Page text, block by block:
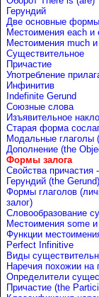
Герундий
Две основные формы
Местоимения each и
Местоимения much
Существительное
Причастие
Употребление
Инфинитив
Indefinite Gerund
Союзные слова
Изъявительное
Старая форма
Модальные глаголы
Дополнение (the
Формы залога
Свойства
Герундий (the Gerund)
Формы глаголов
залог)
Словообразование
Местоимения some
Функции
Perfect Infinitive
Виды
Наречия похожии на
Определители
Причастие (the